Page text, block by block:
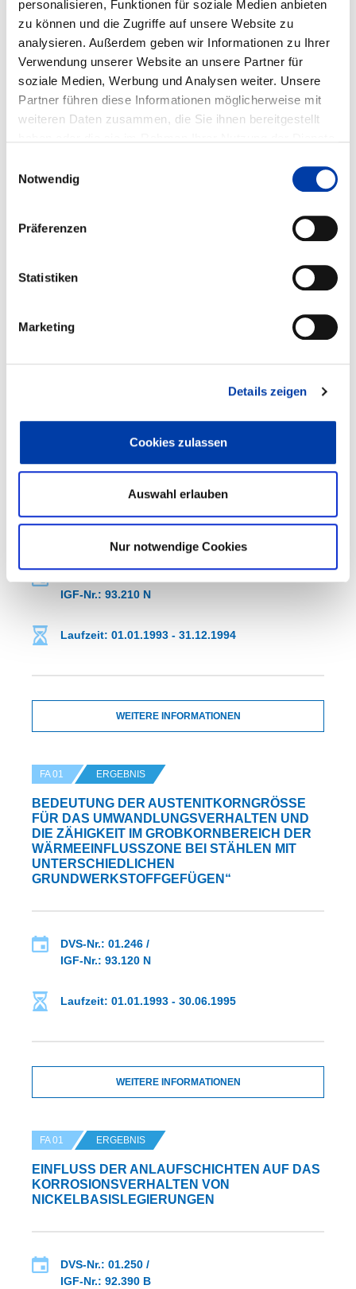
personalisieren, Funktionen für soziale Medien anbieten
zu können und die Zugriffe auf unsere Website zu
analysieren. Außerdem geben wir Informationen zu Ihrer
Verwendung unserer Website an unsere Partner für
soziale Medien, Werbung und Analysen weiter. Unsere
Partner führen diese Informationen möglicherweise mit
weiteren Daten zusammen, die Sie ihnen bereitgestellt
Notwendig
Präferenzen
Statistiken
Marketing
Details zeigen
Cookies zulassen
Auswahl erlauben
Nur notwendige Cookies
WEITERE INFORMATIONEN
FA 01 ERGEBNIS
NTERSCHIEDLICHEN WANDDICKE.
ERGEBNIS
WASSERSTOFFAUFNAHME IM
SCHUTZGAS-SCHWEISSEN VON N
IEDRIGLEGIERTEN FEINKORNBAUSTÄHLEN
IGF-Nr.: 93.210 N
Laufzeit: 01.01.1993 - 31.12.1994
WEITERE INFORMATIONEN
FA 01 ERGEBNIS
BEDEUTUNG DER AUSTENITKORNGRÖSSE F
ÜR DAS UMWANDLUNGSVERHALTEN UND D
IE ZÄHIGKEIT IM GROBKORNBEREICH DER W
ÄRMEEINFLUSSZONE BEI STÄHLEN MIT UN
TERSCHIEDLICHEN GR
UNDWERKSTOFFGEFÜGEN“
DVS-Nr.: 01.246 /
IGF-Nr.: 93.120 N
Laufzeit: 01.01.1993 - 30.06.1995
WEITERE INFORMATIONEN
FA 01 ERGEBNIS
EINFLUSS DER ANLAUFSCHICHTEN AUF DAS K
ORROSIONSVERHALTEN VON N
ICKELBASISLEGIERUNGEN
DVS-Nr.: 01.250 /
IGF-Nr.: 92.390 B